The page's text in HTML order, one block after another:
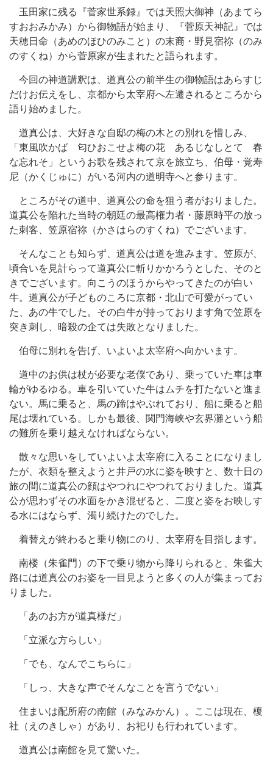
玉田家に残る『菅家世系録』では天照大御神（あまてら
すおおみかみ）から御物語が始まり、『菅原天神記』では
天穂日命（あめのほひのみこと）の末裔・野見宿祢（のみ
のすくね）から菅原家が生まれたと語られます。
今回の神道講釈は、道真公の前半生の御物語はあらすじ
だけお伝えをし、京都から太宰府へ左遷されるところから
語り始めました。
道真公は、大好きな自邸の梅の木との別れを惜しみ、
「東風吹かば 匂ひおこせよ梅の花 あるじなしとて 春
な忘れそ」というお歌を残されて京を旅立ち、伯母・覚寿
尼（かくじゅに）がいる河内の道明寺へと参ります。
ところがその道中、道真公の命を狙う者がおりました。
道真公を陥れた当時の朝廷の最高権力者・藤原時平の放っ
た刺客、笠原宿祢（かさはらのすくね）でございます。
そんなことも知らず、道真公は道を進みます。笠原が、
頃合いを見計らって道真公に斬りかかろうとした、そのと
きでございます。向こうのほうからやってきたのが白い
牛。道真公が子どものころに京都・北山で可愛がってい
た、あの牛でした。その白牛が持っております角で笠原を
突き刺し、暗殺の企ては失敗となりました。
伯母に別れを告げ、いよいよ太宰府へ向かいます。
道中のお供は杖が必要な老僕であり、乗っていた車は車
輪がゆるゆる。車を引いていた牛はムチを打たないと進ま
ない。馬に乗ると、馬の蹄はやぶれており、船に乗ると船
尾は壊れている。しかも最後、関門海峡や玄界灘という船
の難所を乗り越えなければならない。
散々な思いをしていよいよ太宰府に入ることになりまし
たが、衣類を整えようと井戸の水に姿を映すと、数十日の
旅の間に道真公の顔はやつれにやつれておりました。道真
公が思わずその水面をかき混ぜると、二度と姿をお映しす
る水にはならず、濁り続けたのでした。
着替えが終わると乗り物にのり、太宰府を目指します。
南楼（朱雀門）の下で乗り物から降りられると、朱雀大
路には道真公のお姿を一目見ようと多くの人が集まってお
りました。
「あのお方が道真様だ」
「立派な方らしい」
「でも、なんでこちらに」
「しっ、大きな声でそんなことを言うでない」
住まいは配所府の南館（みなみかん）。ここは現在、榎
社（えのきしゃ）があり、お祀りも行われています。
道真公は南館を見て驚いた。